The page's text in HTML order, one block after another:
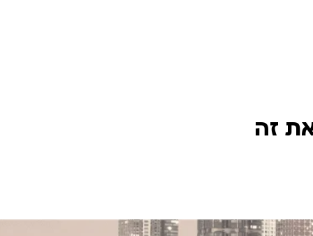
זה